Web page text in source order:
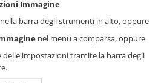
Immagine
nella barra degli strumenti in alto, oppure
nel menu a comparsa, oppure
delle impostazioni tramite la barra degli